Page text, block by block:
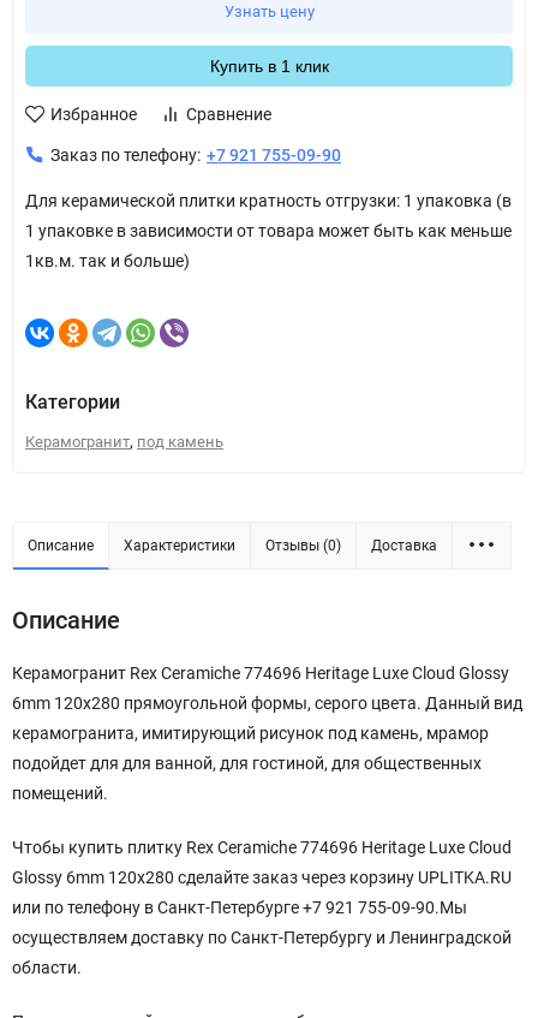
Узнать цену
Купить в 1 клик
Избранное Сравнение
Заказ по телефону: +7 921 755-09-90
Для керамической плитки кратность отгрузки: 1 упаковка (в
1 упаковке в зависимости от товара может быть как меньше
1кв.м. так и больше)
Категории
Керамогранит, под камень
Описание Характеристики Отзывы (0) Доставка
Описание
Керамогранит Rex Ceramiche 774696 Heritage Luxe Cloud Glossy
6mm 120x280 прямоугольной формы, серого цвета. Данный вид
керамогранита, имитирующий рисунок под камень, мрамор
подойдет для для ванной, для гостиной, для общественных
помещений.
Чтобы купить плитку Rex Ceramiche 774696 Heritage Luxe Cloud
Glossy 6mm 120x280 сделайте заказ через корзину UPLITKA.RU
или по телефону в Санкт-Петербурге +7 921 755-09-90.Мы
осуществляем доставку по Санкт-Петербургу и Ленинградской
области.